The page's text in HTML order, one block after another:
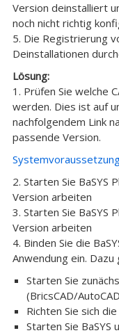
Version deinstalliert
noch nicht richtig
5. Die Registrierung
Deinstallationen
Lösung:
1. Prüfen Sie welche
werden. Dies ist auf
nachfolgendem Link
passende Version.
2. Starten Sie BaSYS
Version arbeiten
3. Starten Sie BaSYS
Version arbeiten
4. Binden Sie die
Anwendung ein.
Starten Sie
(BricsCAD/
Richten Sie sich
Starten Sie BaSYS